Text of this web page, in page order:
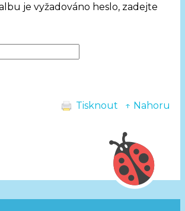
je vyžadováno heslo, zadejte
Tisknout ↑ Nahoru